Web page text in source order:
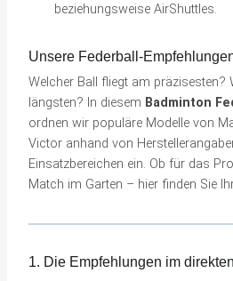
beziehungsweise AirShuttles.
Unsere Federball-
Welcher Ball fliegt am präzisesten?
längsten? In diesem Badminton
ordnen wir populäre Modelle von
Victor anhand von
Einsatzbereichen ein. Ob für das
Match im Garten – hier finden Sie
1. Die Empfehlungen im